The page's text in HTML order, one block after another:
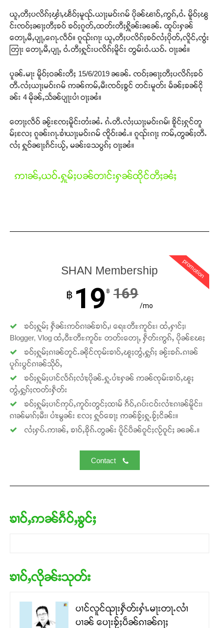
Support SHAN
တႃႇႁႂ်ႈသဵင်ၵၢင်ၸႂ်ၵူၼ်းမိူင်း ၵူႈတီႈၵူႈလႅၼ်ပေႃးတေၸွ
တ်ႇ တူဝ်ႈလုမ်ႈၾႃႉၼၼ်ႉ ၶဝ်ႈႁူမ်ႈၵမ်ႉထႅမ် ၸုမ်းၶၢ
ယူႇတီႈပလိၵ်ႈၾၢႆႇၽဵဝ်ႈမူၺ်ႉယႃႈမဝ်းၵမ် ပိုၼ်ၽၢဝ်ႇဢွၵ်ႇဝႆႉ မိူဝ်ႈၽွ
င်းၸဝ်ႈၼႃႈတီႈၶဝ် ၶဝ်ႈၵူတ်ႇထတ်းတီႈႁိူၼ်းၼၼ်ႉ ထူပ်းႁၼ်
တေႃႇမီႇပျႃႇၵေႃႉလဵဝ်။ ၵူၺ်းၵႃး ယူႇတီႈပလိၵ်ႈၶဝ်လႆႈပိုတ်ႇလိူင်ႇၸွႆး
တြႃး တေႃႇမီႇပျႃႇ ဝႆႉတီႈႁူင်းပလိၵ်ႈမိူင်း တွမ်းဝႆႉယဝ်ႉ ဝႃႈၼႆ။
ပူၼ်ႉမႃး မိူဝ်ႈဝၼ်းတီႈ 15/6/2019 ၼၼ်ႉ ၸဝ်ႈၼႃႈတီႈပလိၵ်ႈၶဝ်
တီႉလႆႈယႃႈမဝ်းၵမ် ဢၼ်ဢမ်ႇမီးၸဝ်ႈၶွင် တင်းမူတ်း မႅၼ်ႈၶၼ်ငို
ၼ်း 4 မိုၼ်ႇသႅၼ်ပျႃးပၢႆ ဝႃႈၼႆ။
တေႃႈလဵဝ် ၼႂ်းၸႄႈမိူင်းတႆးၼႆႉ ၵႆႉတီႉလႆႈယႃႈမဝ်းၵမ်၊ ၶိူင်ႈႁုင်တူ
မ်ႈလႄႈ ၵူၼ်းၵႃႉၶၢႆယႃႈမဝ်းၵမ် ၸိူဝ်းၼႆႉ။ ၵူၺ်းၵႃႈ ဢမ်ႇတွၼ်ႈတီႉ
လႆႈ ႁူဝ်ၼႃႈၵႅင်းယႂ်ႇ မၼ်းသေပွၵ်ႈ ဝႃႈၼႆ။
ဢၢၼ်ႇယဝ်ႉႁူမ်ႈပၼ်တၢင်းႁၼ်ထိုင်တီႈၼႆႈ
promotion
SHAN Membership
฿ 19 ฿ 169
/mo
ၶဝ်ႈႁူမ်ႈ ႁဵၼ်းဢဝ်ၵၢၼ်ၶၢဝ်ႇ၊ ရေႊတီႊဢူဝ်ႊ၊ ထႆႇႁၢင်ႈ၊
Blogger, Vlog ထႆႇဝီႊတီႊဢူဝ်ႊ တတ်းတေႃႇ ႁဵတ်းဢွၵ်ႇ ပိုၼ်ၽႄႈ
ၶဝ်ႈႁူမ်ႈၵၢၼ်တူင်ႉၼိုင်ၸုမ်းၶၢဝ်ႇၽူႈတွႆႇႁွၵ်ႈ ၼႂ်းၶၵ်ႉၵၢၼ်
ပူၵ်းပွင်ၵၢၼ်သိုဝ်ႇ
ၶဝ်ႈႁူမ်ႈပၢင်လႅၵ်ႈလၢႆႈပိုၼ်ႉႁူႉပၢႆးႁၼ် ဢၼ်ၸုမ်းၶၢဝ်ႇၽူႈ
တွႆႇႁွၵ်ႈၸတ်းႁဵတ်း
ၶဝ်ႈႁူမ်ႈပၢင်ဢုပ်ႇဢူဝ်းတွင်ႈထၢမ် ၵဵဝ်ႇၵပ်းငဝ်းလၢႆးၵၢၼ်မိူင်း၊
ၵၢၼ်မၢၵ်ႈမီး၊ ပၢႆးမွၼ်း လႄႈ ႁူဝ်ၶေႃႈ ဢၼ်ၶႂ်ႈႁူႉၶႂ်ႈငိၼ်း။
လႆႈႁပ်ႉဢၢၼ်ႇ ၶၢဝ်ႇၶိုၵ်ႉတွၼ်း ပိူင်ပဵၼ်ဝူင်ႈလႂ်ဝူင်ႈ ၼၼ်ႉ။
Contact
ၶၢဝ်ႇဢၼ်ၵဵဝ်ႇၶွင်ႈ
ၶၢဝ်ႇလိုၼ်းသုတ်း
ပၢင်လူင်ၺႃးႁဵတ်းႁၢႆႉမႃးတႃႉလၢႆ
ပၢၼ် ​​ပေႃးၶႂ်ႈပဵၼ်ၵၢၼ်ၵႃႈ